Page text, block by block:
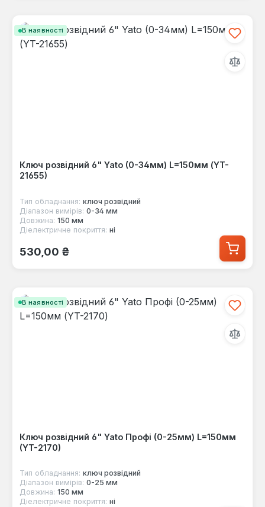
В наявності
Ключ розвідний 6" Yato (0-34мм) L=150мм (YT-
21655)
Тип обладнання: ключ розвідний
Діапазон вимірів: 0-34 мм
Довжина: 150 мм
Діелектричне покриття: ні
Звичайна ціна:
530,00 ₴
В наявності
Ключ розвідний 6" Yato Профі (0-25мм) L=150мм
(YT-2170)
Тип обладнання: ключ розвідний
Діапазон вимірів: 0-25 мм
Довжина: 150 мм
Діелектричне покриття: ні